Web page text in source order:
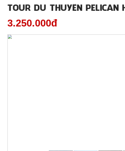
TOUR DU THUYỀN PELICAN
3.250.000đ